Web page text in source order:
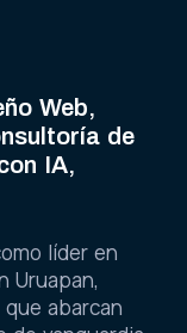
Web,
de
IA,
líder en
Uruapan,
abarcan